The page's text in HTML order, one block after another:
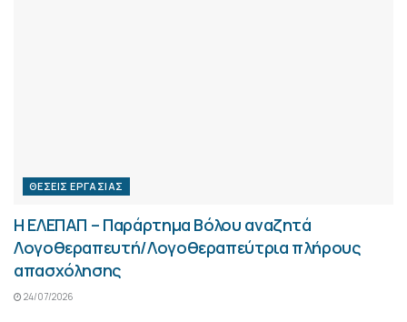
ΘΈΣΕΙΣ ΕΡΓΑΣΊΑΣ
Η ΕΛΕΠΑΠ – Παράρτημα Βόλου αναζητά
Λογοθεραπευτή/Λογοθεραπεύτρια πλήρους
απασχόλησης
24/07/2026